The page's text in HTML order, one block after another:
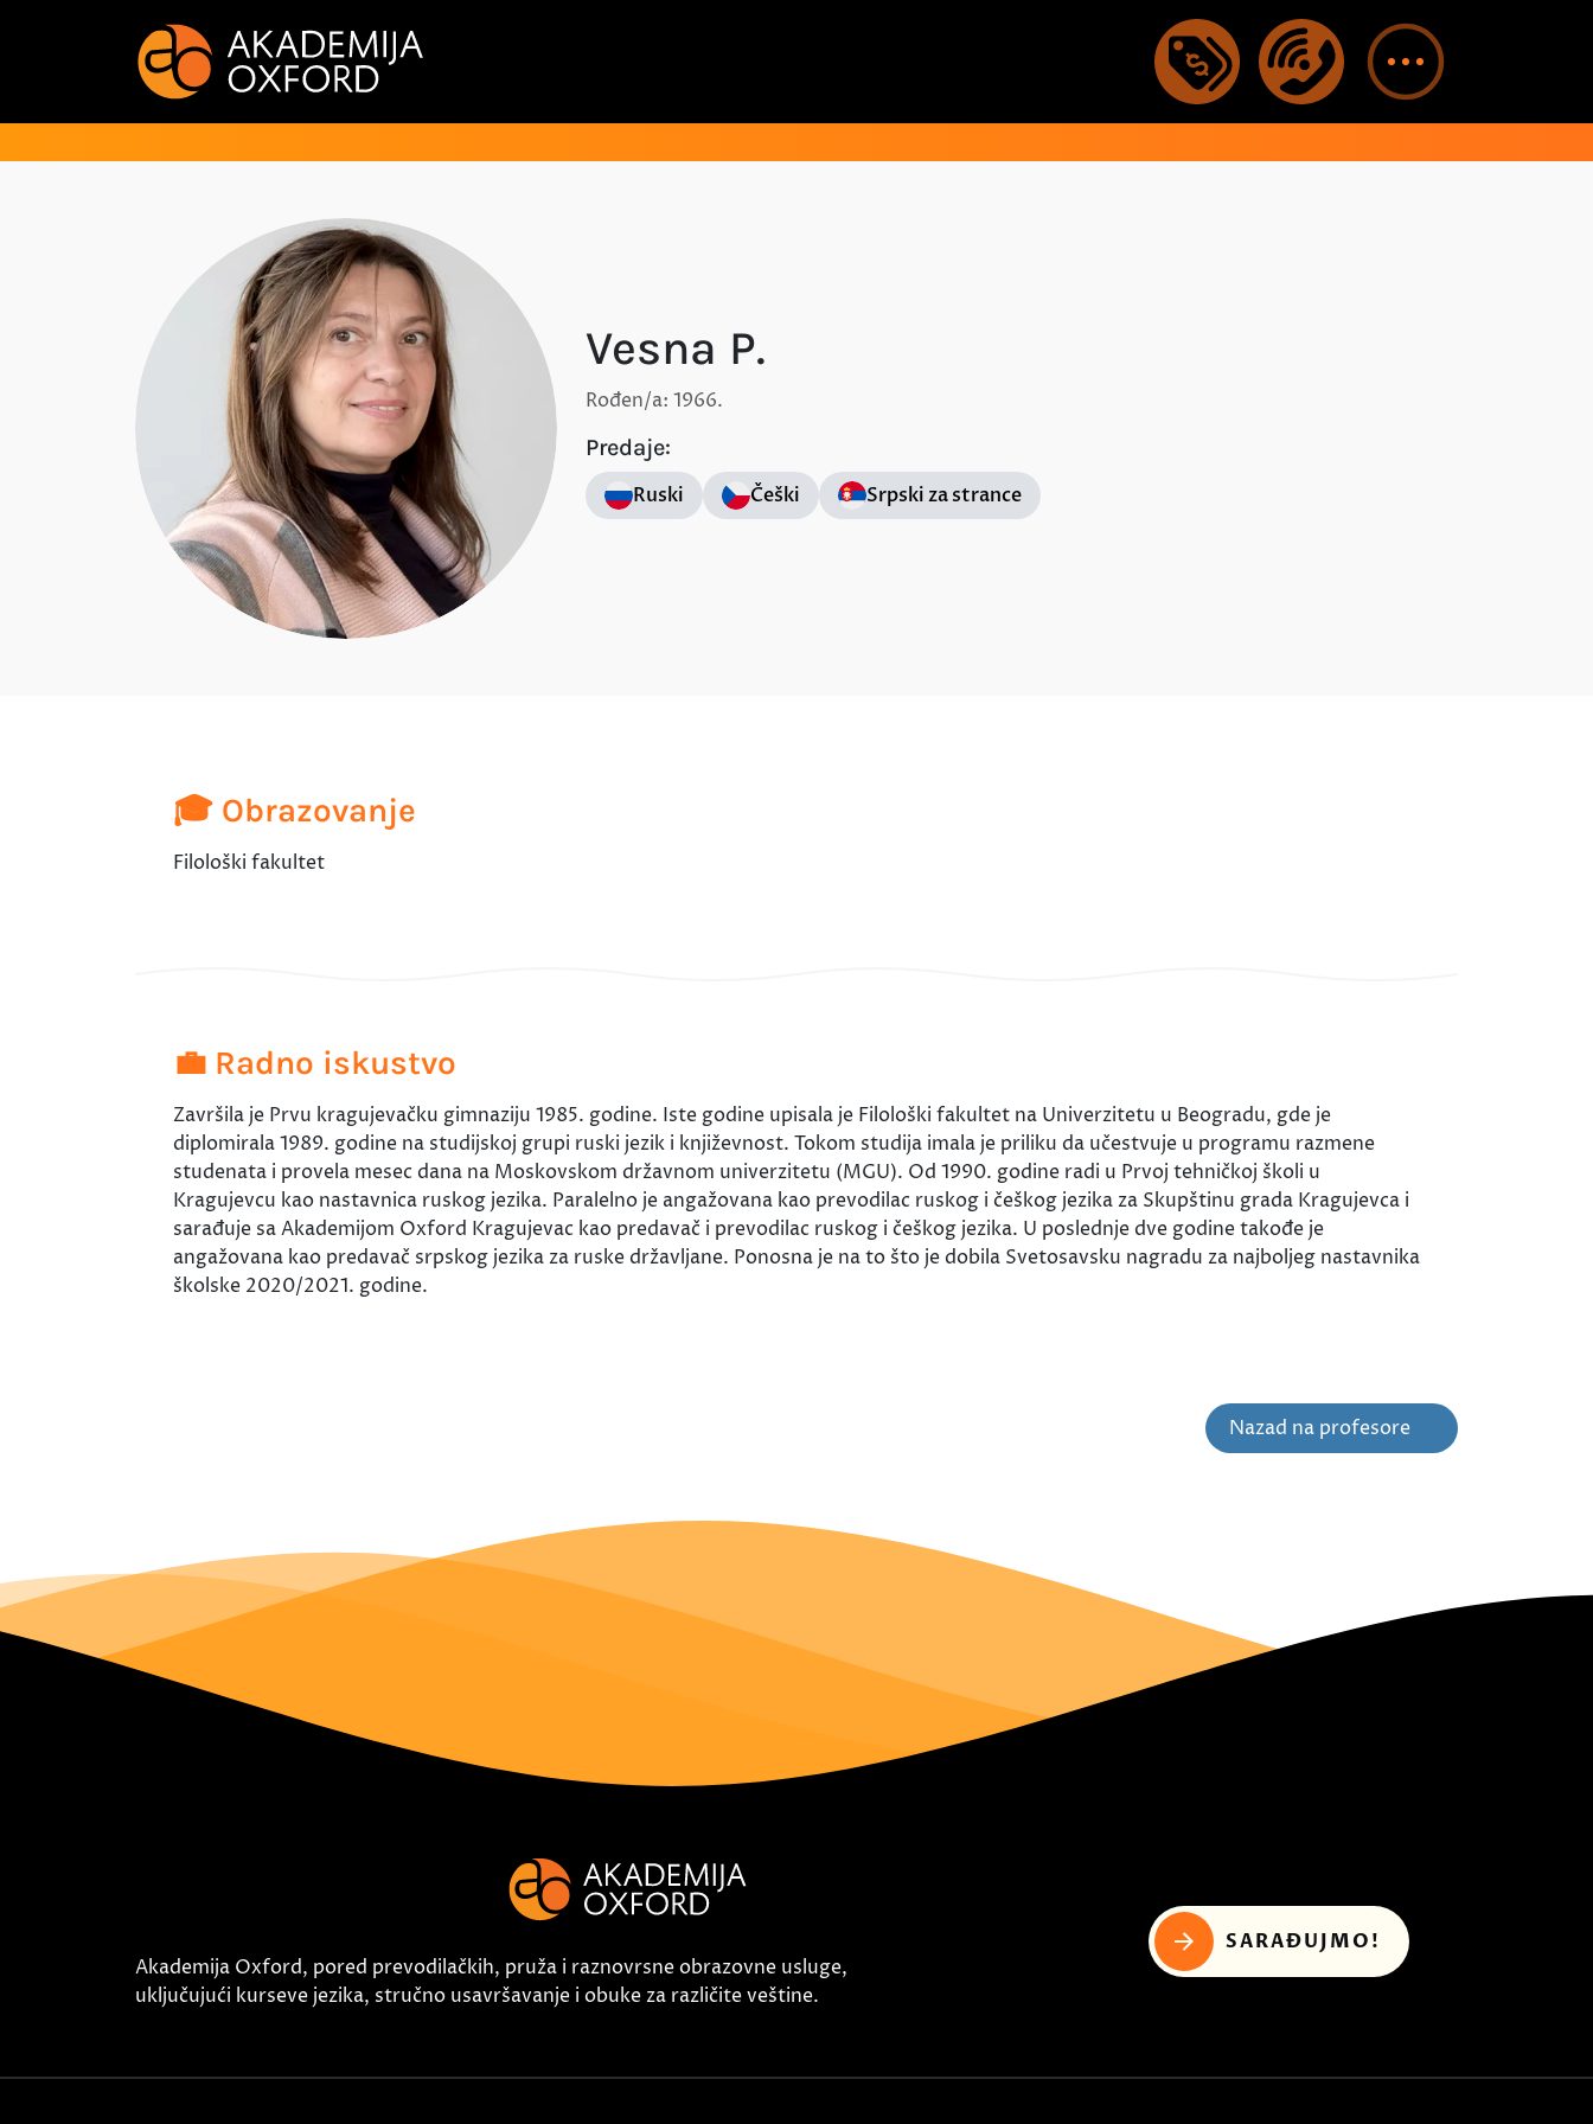
Vesna P.
Rođen/a: 1966.
Predaje:
Ruski Češki Srpski za strance
🎓 Obrazovanje
Filološki fakultet
💼 Radno iskustvo
Završila je Prvu kragujevačku gimnaziju 1985. godine. Iste godine upisala je Filološki fakultet na Univerzitetu u Beogradu, gde je
diplomirala 1989. godine na studijskoj grupi ruski jezik i književnost. Tokom studija imala je priliku da učestvuje u programu razmene
studenata i provela mesec dana na Moskovskom državnom univerzitetu (MGU). Od 1990. godine radi u Prvoj tehničkoj školi u
Kragujevcu kao nastavnica ruskog jezika. Paralelno je angažovana kao prevodilac ruskog i češkog jezika za Skupštinu grada Kragujevca i
sarađuje sa Akademijom Oxford Kragujevac kao predavač i prevodilac ruskog i češkog jezika. U poslednje dve godine takođe je
angažovana kao predavač srpskog jezika za ruske državljane. Ponosna je na to što je dobila Svetosavsku nagradu za najboljeg nastavnika
školske 2020/2021. godine.
Nazad na profesore
Akademija Oxford, pored prevodilačkih, pruža i raznovrsne obrazovne usluge,
uključujući kurseve jezika, stručno usavršavanje i obuke za različite veštine.
SARAĐUJMO!